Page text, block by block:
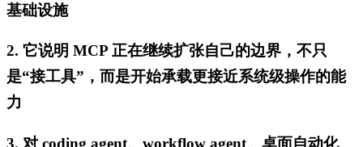
基础设施
2. 它说明 MCP 正在继续扩张自己的边界，不只
是“接工具”，而是开始承载更接近系统级操作的能
力
3. 对 coding agent、workflow agent、桌面自动化、